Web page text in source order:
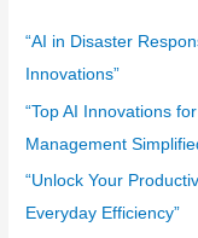
f
o
r
:
“AI in Disaster
Innovations”
“Top AI Innovations
Management
“Unlock Your
Everyday Efficiency”